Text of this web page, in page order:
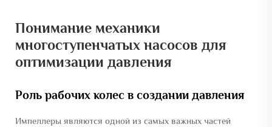
Понимание механики
многоступенчатых насосов для
оптимизации давления
Роль рабочих колес в создании давления
Импеллеры являются одной из самых важных частей